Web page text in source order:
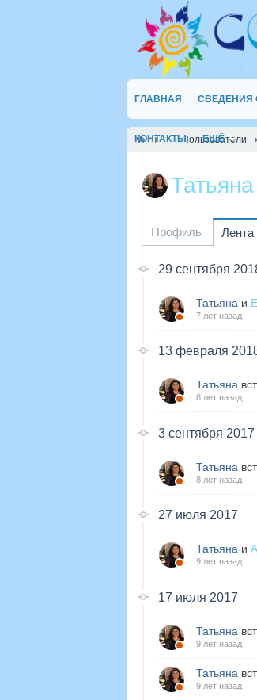
ГЛАВНАЯ СВЕДЕНИЯ
КОНТАКТЫ ЕЩЁ
Пользователи
Татьяна
Профиль Лента
29 сентября
Татьяна и
7 лет назад
13 февраля
Татьяна
8 лет назад
3 сентября 2017
Татьяна
8 лет назад
27 июля 2017
Татьяна и
9 лет назад
17 июля 2017
Татьяна
9 лет назад
Татьяна
9 лет назад